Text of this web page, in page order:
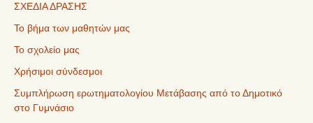
ΣΧΕΔΙΑ ΔΡΑΣΗΣ
Το βήμα των μαθητών μας
Το σχολείο μας
Χρήσιμοι σύνδεσμοι
Συμπλήρωση ερωτηματολογίου Μετάβασης από το Δημοτικό
στο Γυμνάσιο